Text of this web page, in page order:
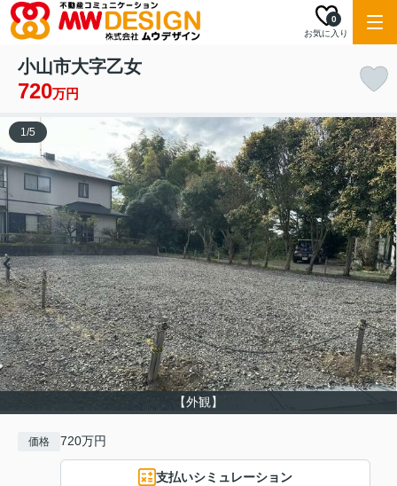
お気に入り
0
小山市大字乙女
720万円
【外観】
1/5
価格 720万円
支払いシミュレーション